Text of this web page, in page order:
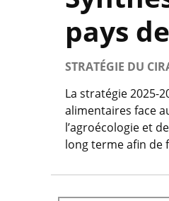
pays
STRATÉGIE DU
La stratégie 2025-
alimentaires face
l’agroécologie et
long terme afin de